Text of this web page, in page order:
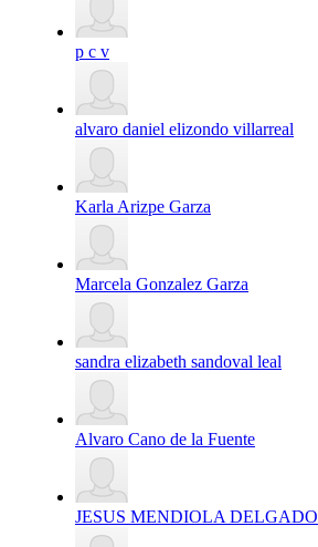
p c v
alvaro daniel elizondo villarreal
Karla Arizpe Garza
Marcela Gonzalez Garza
sandra elizabeth sandoval leal
Alvaro Cano de la Fuente
JESUS MENDIOLA DELGADO